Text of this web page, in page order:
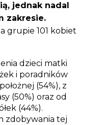
jednak nadal
zakresie.
grupie 101 kobiet
dzieci matki
i poradników
(54%), z
(50%) oraz od
(44%).
zdobywania tej